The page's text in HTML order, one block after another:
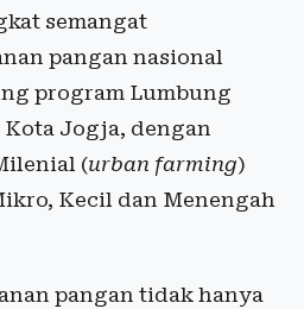
semangat
pangan nasional
program Lumbung
Kota Jogja, dengan
(urban farming)
Kecil dan Menengah
pangan tidak hanya